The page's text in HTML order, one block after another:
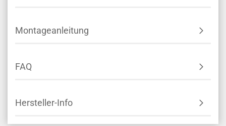
Montageanleitung
FAQ
Hersteller-Info